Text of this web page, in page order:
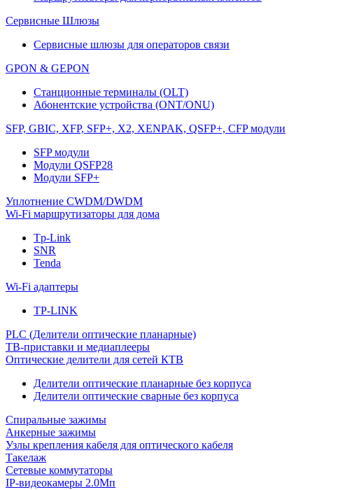
Сервисные Шлюзы
Сервисные шлюзы для операторов связи
GPON & GEPON
Станционные терминалы (OLT)
Абонентские устройства (ONT/ONU)
SFP, GBIC, XFP, SFP+, X2, XENPAK, QSFP+, CFP модули
SFP модули
Модули QSFP28
Модули SFP+
Уплотнение CWDM/DWDM
Wi-Fi маршрутизаторы для дома
Tp-Link
SNR
Tenda
Wi-Fi адаптеры
TP-LINK
PLC (Делители оптические планарные)
ТВ-приставки и медиаплееры
Оптические делители для сетей КТВ
Делители оптические планарные без корпуса
Делители оптические сварные без корпуса
Спиральные зажимы
Анкерные зажимы
Узлы крепления кабеля для оптического кабеля
Такелаж
Сетевые коммутаторы
IP-видеокамеры 2.0Мп